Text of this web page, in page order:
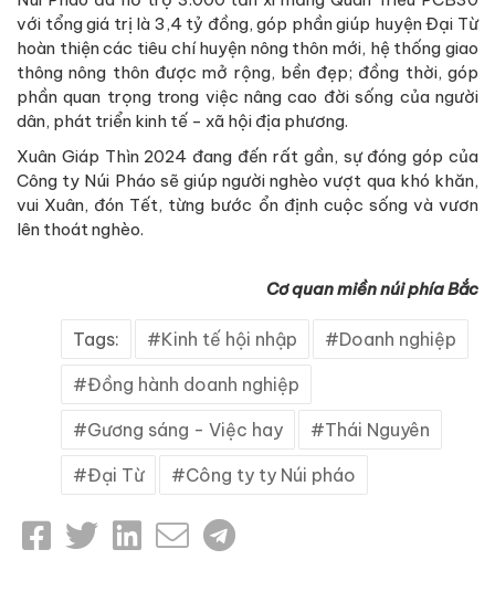
với tổng giá trị là 3,4 tỷ đồng, góp phần giúp huyện Đại Từ
hoàn thiện các tiêu chí huyện nông thôn mới, hệ thống giao
thông nông thôn được mở rộng, bền đẹp; đồng thời, góp
phần quan trọng trong việc nâng cao đời sống của người
dân, phát triển kinh tế - xã hội địa phương.
Xuân Giáp Thìn 2024 đang đến rất gần, sự đóng góp của
Công ty Núi Pháo sẽ giúp người nghèo vượt qua khó khăn,
vui Xuân, đón Tết, từng bước ổn định cuộc sống và vươn
lên thoát nghèo.
Cơ quan miền núi phía Bắc
Tags: Kinh tế hội nhập Doanh nghiệp
Đồng hành doanh nghiệp
Gương sáng - Việc hay Thái Nguyên
Đại Từ Công ty ty Núi pháo